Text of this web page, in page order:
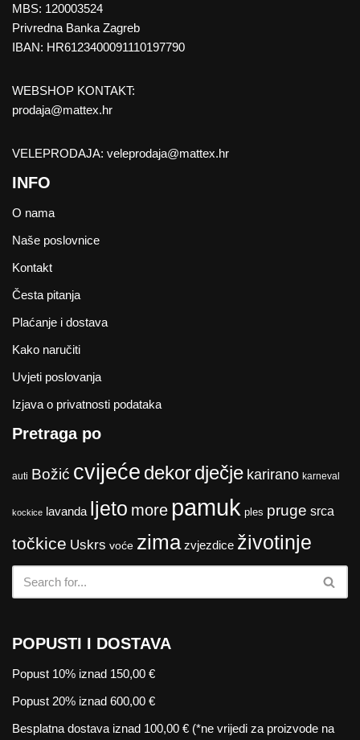
MBS: 120003524
Privredna Banka Zagreb
IBAN: HR6123400091110197790
WEBSHOP KONTAKT:
prodaja@mattex.hr
VELEPRODAJA: veleprodaja@mattex.hr
INFO
O nama
Naše poslovnice
Kontakt
Česta pitanja
Plaćanje i dostava
Kako naručiti
Uvjeti poslovanja
Izjava o privatnosti podataka
Pretraga po
auti Božić cvijeće dekordječje karirano karneval
kockice lavanda ljeto more pamuk ples pruge srca
točkice Uskrs voće zima zvjezdice životinje
POPUSTI I DOSTAVA
Popust 10% iznad 150,00 €
Popust 20% iznad 600,00 €
Besplatna dostava iznad 100,00 € (*ne vrijedi za proizvode na